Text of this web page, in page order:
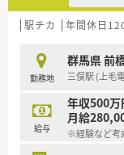
2020年よりウ
展開の地場企
2022年12月
今後60％を
管理薬剤師
多数の活躍
＼就業環境／
患者様の利
駅チカ 年間休日
勤務地
群馬県 前
三俣駅 (上毛
給与
年収500
月給
※経験など考